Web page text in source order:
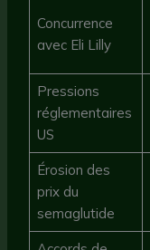
Concurrence
avec Eli Lilly
Pressions
réglementaires
US
Érosion des
prix du
semaglutide